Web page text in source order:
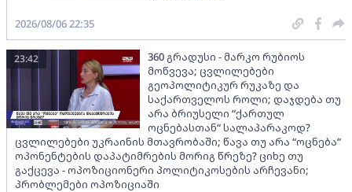
2026/08/06 22:35
360 გრადუსი - მარკო რუბიოს
მოწვევა; ცვლილებები
გეოპოლიტიკურ რუკაზე და
საქართველოს როლი; დაჯდება თუ
არა ბრიუსელი “ქართულ
ოცნებასთან“ სალაპარაკოდ?
ცვლილებები უკრაინის მთავრობაში; წავა თუ არა “ოცნება“
ოპონენტების დაპატიმრების მორიგ წრეზე? ციხე თუ
გაქცევა - ოპოზიციონერი პოლიტიკოსების არჩევანი;
პრობლემები ოპოზიციაში
23:42